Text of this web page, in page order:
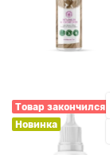
Товар закончился
Новинка